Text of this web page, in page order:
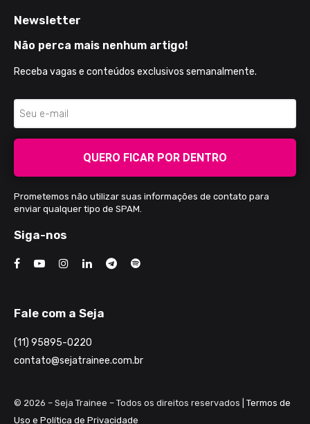
Newsletter
Não perca mais nenhum artigo!
Receba vagas e conteúdos exclusivos semanalmente.
QUERO FICAR POR DENTRO
Prometemos não utilizar suas informações de contato para
enviar qualquer tipo de SPAM.
Siga-nos
Fale com a Seja
(11) 95895-0220
contato@sejatrainee.com.br
© 2026 – Seja Trainee – Todos os direitos reservados | Termos de
Uso e Política de Privacidade